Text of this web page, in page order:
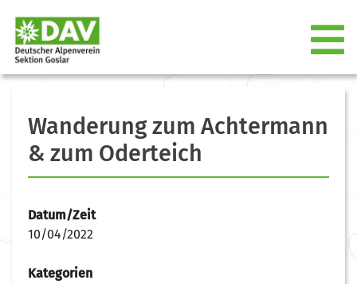
Wanderung zum Achtermann
& zum Oderteich
Datum/Zeit
10/04/2022
Kategorien